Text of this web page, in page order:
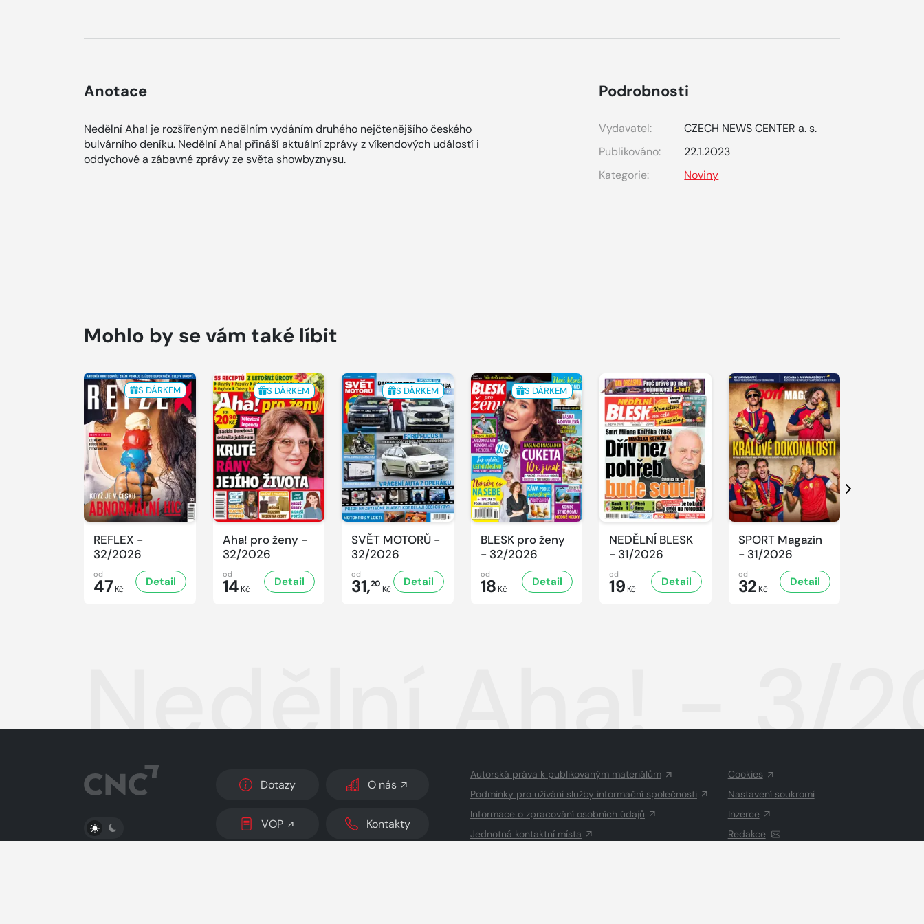
Anotace
Nedělní Aha! je rozšířeným nedělním vydáním druhého nejčtenějšího českého
bulvárního deníku. Nedělní Aha! přináší aktuální zprávy z víkendových událostí i
oddychové a zábavné zprávy ze světa showbyznysu.
Podrobnosti
Vydavatel:
CZECH NEWS CENTER a. s.
Publikováno:
22.1.2023
Kategorie:
Noviny
Mohlo by se vám také líbit
S DÁRKEM
REFLEX -
32/2026
od
47 Kč
Detail
S DÁRKEM
Aha! pro ženy -
32/2026
od
14 Kč
Detail
S DÁRKEM
SVĚT MOTORŮ -
32/2026
od
31,20 Kč
Detail
S DÁRKEM
BLESK pro ženy
- 32/2026
od
18 Kč
Detail
NEDĚLNÍ BLESK
- 31/2026
od
19 Kč
Detail
SPORT Magazín
- 31/2026
od
32 Kč
Detail
Další
Nedělní Aha! - 3/
PŘEPNOUT SVĚTLÝ/TMAVÝ REŽIM
Dotazy O nás
VOP Kontakty
Autorská práva k publikovaným materiálům
Podmínky pro užívání služby informační společnosti
Informace o zpracování osobních údajů
Jednotná kontaktní místa
Cookies
Nastavení soukromí
Inzerce
Redakce